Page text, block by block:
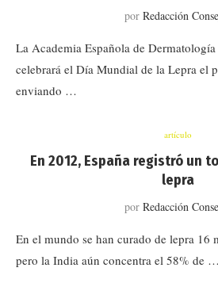
por Redacción
La Academia Española de
celebrará el Día Mundial de la Lepra el
enviando …
artículo
En 2012, España registró un
lepra
por Redacción
En el mundo se han curado de lepra 16
pero la India aún concentra el 58% de …